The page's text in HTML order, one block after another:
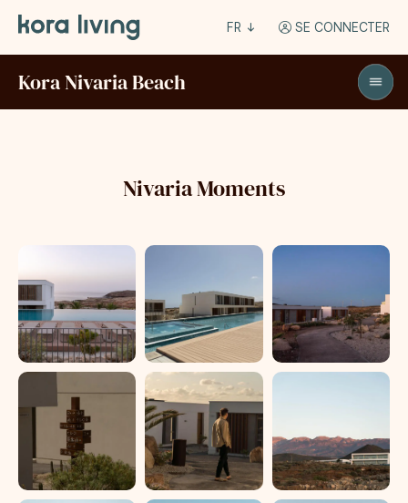
FR SE CONNECTER
Kora Nivaria Beach
Nivaria Moments